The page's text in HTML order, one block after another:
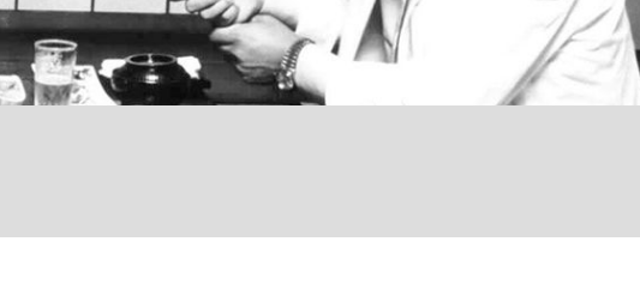
まま解散」WBC日本代表“敗戦”の真実 選手が明かす...
私のあのとき、私のいま